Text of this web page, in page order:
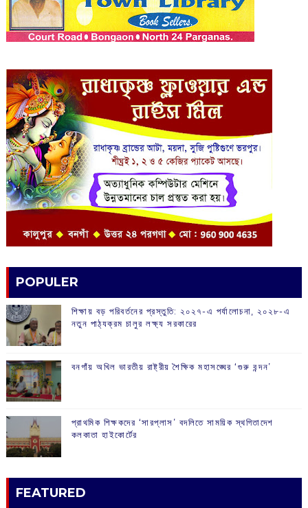
POPULER
শিক্ষায় বড় পরিবর্তনের প্রস্তুতি: ২০২৭-এ পর্যালোচনা, ২০২৮-এ
নতুন পাঠ্যক্রম চালুর লক্ষ্য সরকারের
বনগাঁয় অখিল ভারতীয় রাষ্ট্রীয় শৈক্ষিক মহাসঙ্ঘের ‘গুরু বন্দন’
প্রাথমিক শিক্ষকদের ‘সারপ্লাস’ বদলিতে সাময়িক স্থগিতাদেশ
কলকাতা হাইকোর্টের
FEATURED